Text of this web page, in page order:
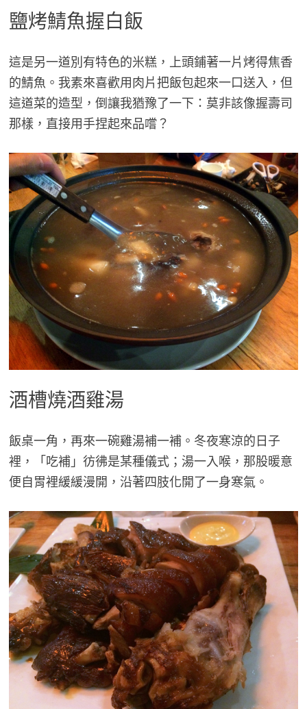
鹽烤鯖魚握白飯
這是另一道別有特色的米糕，上頭鋪著一片烤得焦香
的鯖魚。我素來喜歡用肉片把飯包起來一口送入，但
這道菜的造型，倒讓我猶豫了一下：莫非該像握壽司
那樣，直接用手捏起來品嚐？
酒槽燒酒雞湯
飯桌一角，再來一碗雞湯補一補。冬夜寒涼的日子
裡，「吃補」彷彿是某種儀式；湯一入喉，那股暖意
便自胃裡緩緩漫開，沿著四肢化開了一身寒氣。